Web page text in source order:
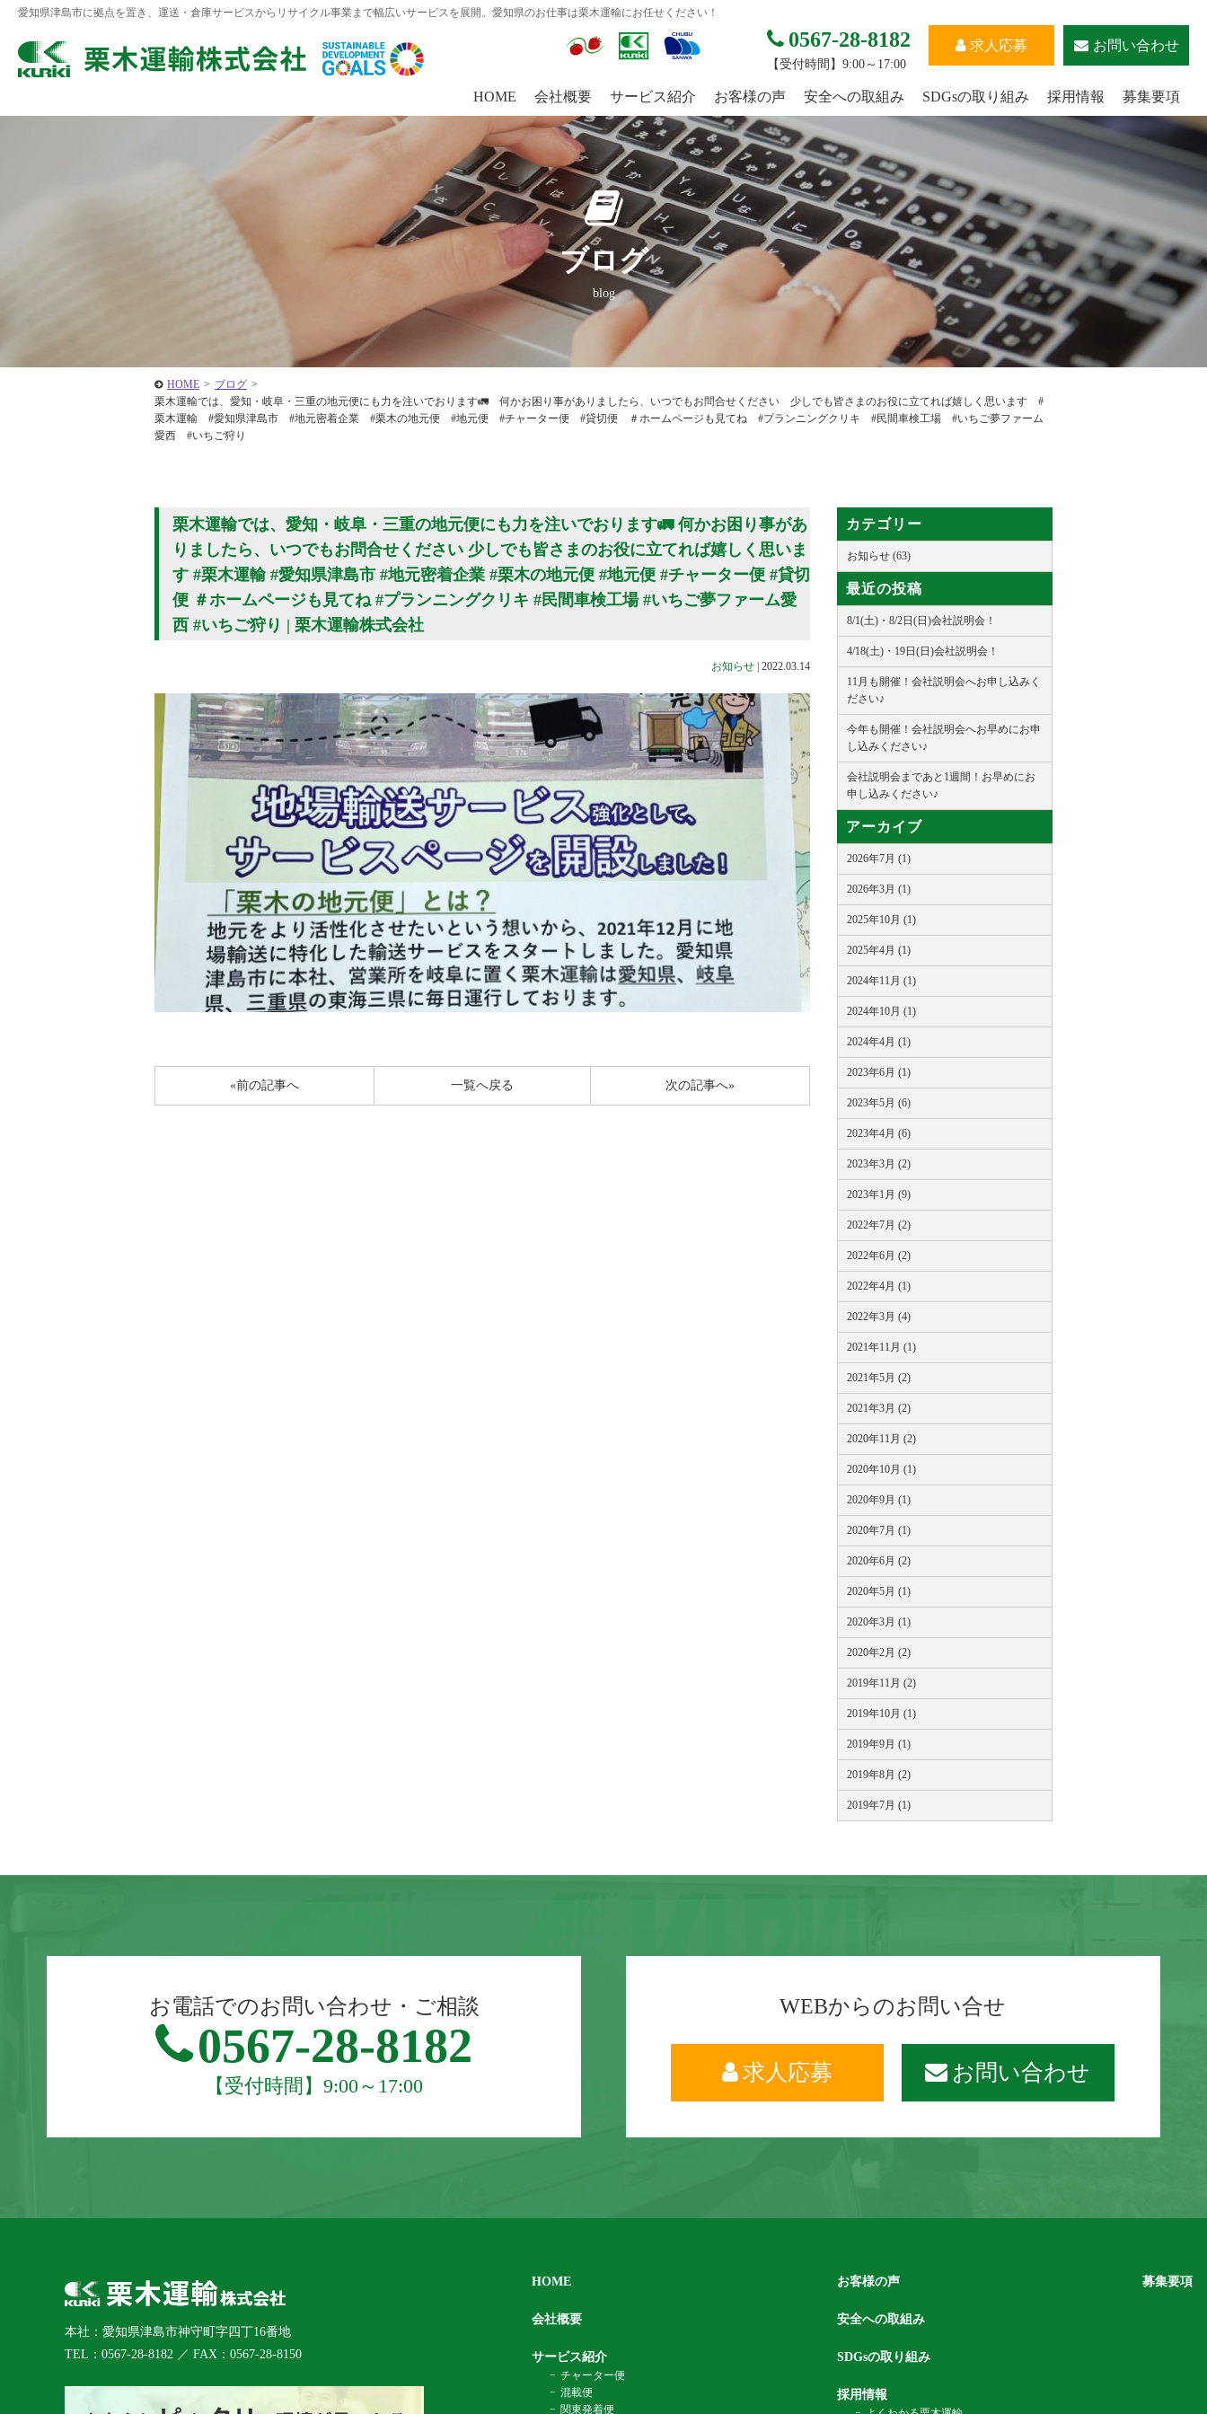
愛知県津島市に拠点を置き、運送・倉庫サービスからリサイクル事業まで幅広いサービスを展開。愛知県のお仕事は栗木運輸にお任せください！
HOME 会社概要 サービス紹介 お客様の声 安全への取組み SDGsの取り組み 採用情報 募集要項
求人応募 お問い合わせ
0567-28-8182
【受付時間】9:00～17:00
ブログ
blog
HOME > ブログ >
栗木運輸では、愛知・岐阜・三重の地元便にも力を注いでおります🚛 何かお困り事がありましたら、いつでもお問合せください 少しでも皆さまのお役に立てれば嬉しく思います #
栗木運輸 #愛知県津島市 #地元密着企業 #栗木の地元便 #地元便 #チャーター便 #貸切便 ＃ホームページも見てね #プランニングクリキ #民間車検工場 #いちご夢ファーム
愛西 #いちご狩り
栗木運輸では、愛知・岐阜・三重の地元便にも力を注いでおります🚛 何かお困り事があ
りましたら、いつでもお問合せください 少しでも皆さまのお役に立てれば嬉しく思いま
す #栗木運輸 #愛知県津島市 #地元密着企業 #栗木の地元便 #地元便 #チャーター便 #貸切
便 ＃ホームページも見てね #プランニングクリキ #民間車検工場 #いちご夢ファーム愛
西 #いちご狩り | 栗木運輸株式会社
お知らせ 2022.03.14
«前の記事へ 次の記事へ»
一覧へ戻る
カテゴリー
お知らせ (63)
最近の投稿
8/1(土)・8/2日(日)会社説明会！
4/18(土)・19日(日)会社説明会！
11月も開催！会社説明会へお申し込みく
ださい♪
今年も開催！会社説明会へお早めにお申
し込みください♪
会社説明会まであと1週間！お早めにお
申し込みください♪
アーカイブ
2026年7月 (1)
2026年3月 (1)
2025年10月 (1)
2025年4月 (1)
2024年11月 (1)
2024年10月 (1)
2024年4月 (1)
2023年6月 (1)
2023年5月 (6)
2023年4月 (6)
2023年3月 (2)
2023年1月 (9)
2022年7月 (2)
2022年6月 (2)
2022年4月 (1)
2022年3月 (4)
2021年11月 (1)
2021年5月 (2)
2021年3月 (2)
2020年11月 (2)
2020年10月 (1)
2020年9月 (1)
2020年7月 (1)
2020年6月 (2)
2020年5月 (1)
2020年3月 (1)
2020年2月 (2)
2019年11月 (2)
2019年10月 (1)
2019年9月 (1)
2019年8月 (2)
2019年7月 (1)
お電話でのお問い合わせ・ご相談
0567-28-8182
【受付時間】9:00～17:00
WEBからのお問い合せ
求人応募 お問い合わせ
本社：愛知県津島市神守町字四丁16番地
TEL：0567-28-8182 ／ FAX：0567-28-8150
HOME
会社概要
サービス紹介
チャーター便
混載便
関東発着便
お客様の声
安全への取組み
SDGsの取り組み
採用情報
募集要項